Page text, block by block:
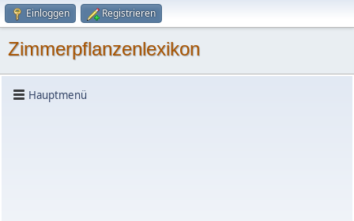
Einloggen Registrieren
Zimmerpflanzenlexikon
Hauptmenü